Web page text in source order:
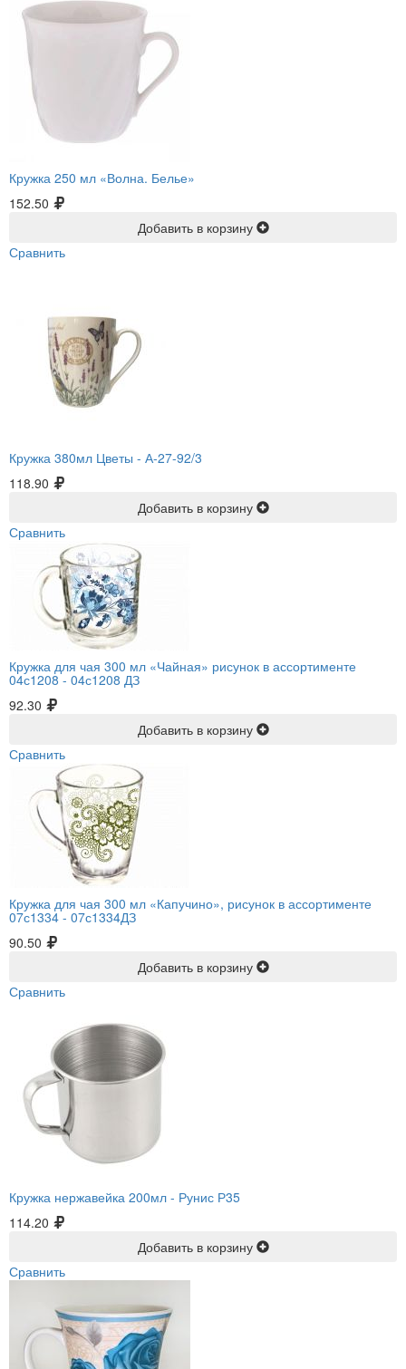
Кружка 250 мл «Волна. Белье»
152.50
Добавить в корзину
Сравнить
Кружка 380мл Цветы - А-27-92/3
118.90
Добавить в корзину
Сравнить
Кружка для чая 300 мл «Чайная» рисунок в ассортименте
04с1208 - 04с1208 ДЗ
92.30
Добавить в корзину
Сравнить
Кружка для чая 300 мл «Капучино», рисунок в ассортименте
07с1334 - 07с1334ДЗ
90.50
Добавить в корзину
Сравнить
Кружка нержавейка 200мл - Рунис Р35
114.20
Добавить в корзину
Сравнить